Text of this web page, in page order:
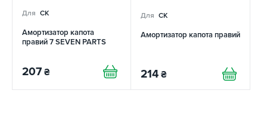
Для CK
Амортизатор капота
правий 7 SEVEN PARTS
207 ₴
Для CK
Амортизатор капота правий
214 ₴